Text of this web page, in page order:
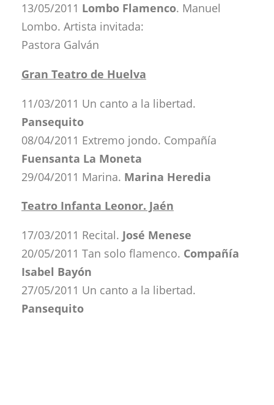
13/05/2011 Lombo Flamenco. Manuel
Lombo. Artista invitada:
Pastora Galván
Gran Teatro de Huelva
11/03/2011 Un canto a la libertad.
Pansequito
08/04/2011 Extremo jondo. Compañía
Fuensanta La Moneta
29/04/2011 Marina. Marina Heredia
Teatro Infanta Leonor. Jaén
17/03/2011 Recital. José Menese
20/05/2011 Tan solo flamenco. Compañía
Isabel Bayón
27/05/2011 Un canto a la libertad.
Pansequito